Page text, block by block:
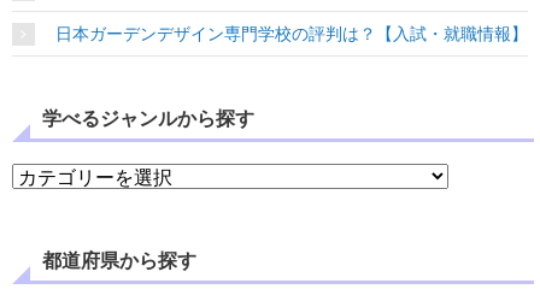
日本ガーデンデザイン専門学校の評判は？【入試・就職情報】
学べるジャンルから探す
学べるジャンルから探す
都道府県から探す